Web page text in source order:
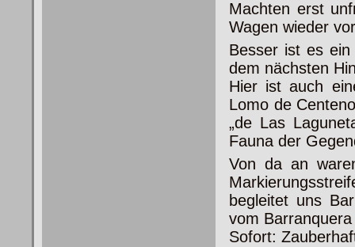
Machten erst
Wagen wieder
Besser ist es
dem nächsten
Hier ist auch
Lomo de
„de Las
Fauna der
Von da an
begleitet uns
vom
Sofort: